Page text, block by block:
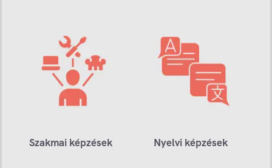
Szakmai képzések Nyelvi képzések